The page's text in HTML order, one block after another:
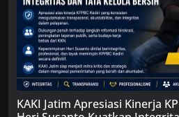
KAKI Jatim Apresiasi Kinerja